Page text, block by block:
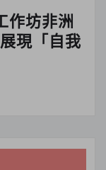
作坊非洲
現「自我